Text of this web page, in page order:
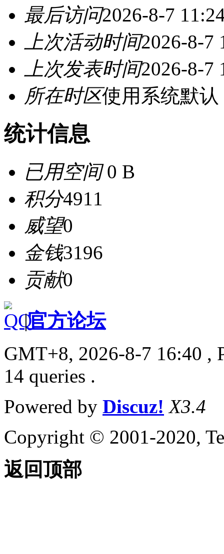
最后访问2026-8-7
上次活动时间2026-8-7
上次发表时间2026-8-7
所在时区使用系统默认
统计信息
已用空间0 B
积分4911
威望0
金钱3196
贡献0
|官方论坛
GMT+8, 2026-8-7 16:40 ,
14 queries .
Powered by Discuz! X3.4
Copyright © 2001-2020,
返回顶部